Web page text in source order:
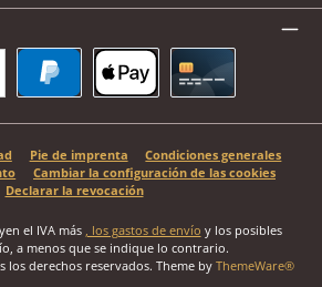
Pie de imprenta
Condiciones generales
Cambiar la configuración de las cookies
Declarar la revocación
el IVA más , los gastos de envío y los posibles
a menos que se indique lo contrario.
los derechos reservados. Theme by ThemeWare®